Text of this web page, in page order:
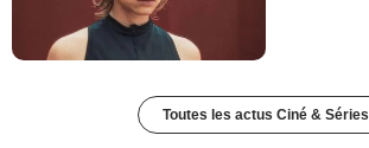
Toutes les actus Ciné & Séries